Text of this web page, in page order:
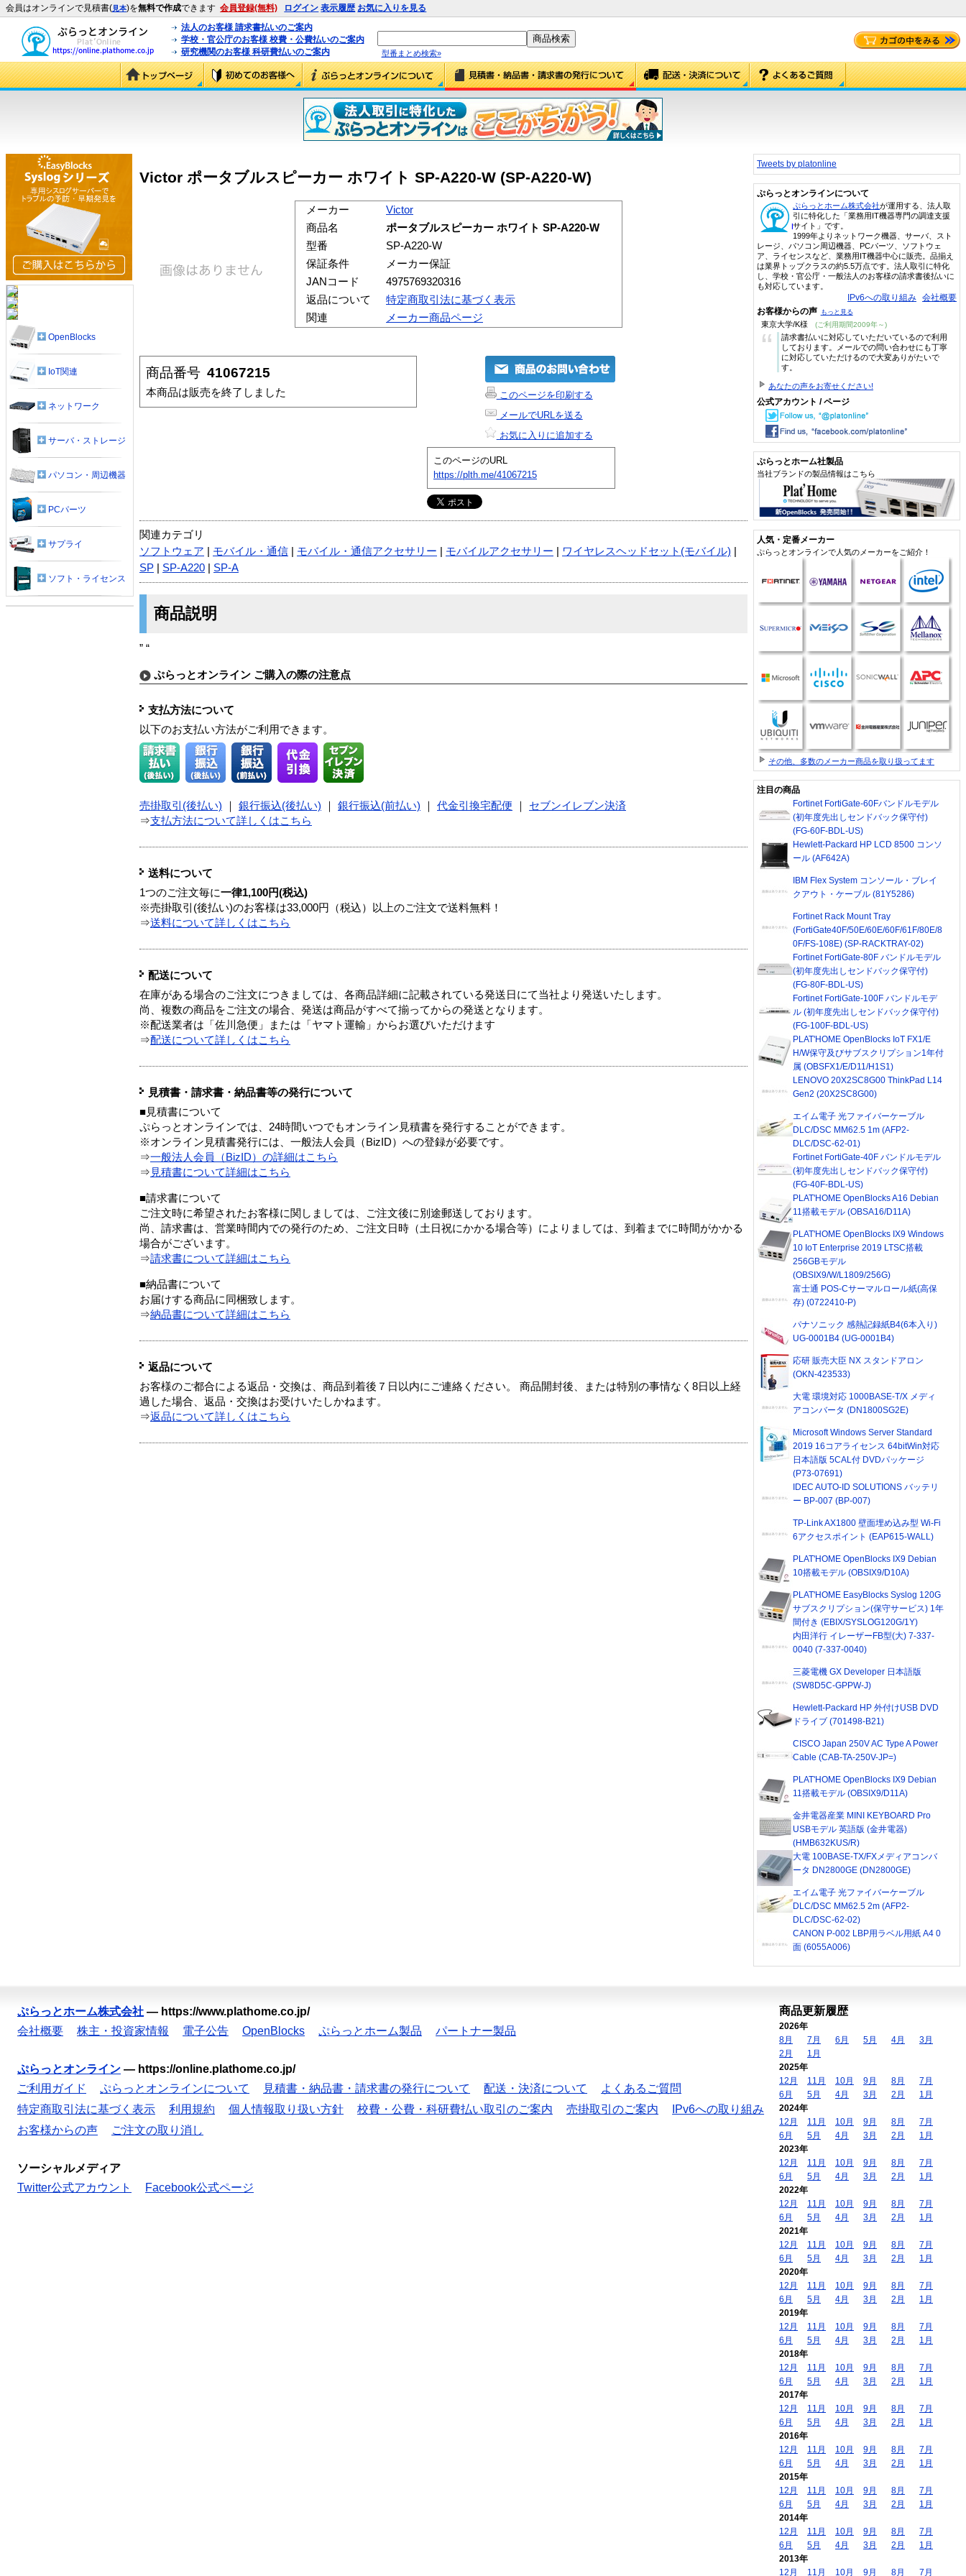
会員はオンラインで見積書(見本)を無料で作成できます 会員登録(無料) ログイン 表示履歴 お気に入りを見る
法人のお客様 請求書払いのご案内
学校・官公庁のお客様 校費・公費払いのご案内
研究機関のお客様 科研費払いのご案内
型番まとめ検索»
Victor ポータブルスピーカー ホワイト SP-A220-W (SP-A220-W)
メーカー
Victor
商品名
ポータブルスピーカー ホワイト SP-A220-W
型番
SP-A220-W
保証条件
メーカー保証
JANコード
4975769320316
返品について
特定商取引法に基づく表示
関連
メーカー商品ページ
商品番号 41067215
本商品は販売を終了しました
このページを印刷する
メールでURLを送る
お気に入りに追加する
このページのURL
https://plth.me/41067215
関連カテゴリ
ソフトウェア
モバイル・通信 モバイル・通信アクセサリー モバイルアクセサリー ワイヤレスヘッドセット(モバイル)
SP
SP-A220 SP-A
商品説明
” “
ぷらっとオンライン ご購入の際の注意点
支払方法について
以下のお支払い方法がご利用できます。
売掛取引(後払い) 銀行振込(後払い) 銀行振込(前払い) 代金引換宅配便
セブンイレブン決済
⇒支払方法について詳しくはこちら
送料について
1つのご注文毎に一律1,100円(税込)
※売掛取引(後払い)のお客様は33,000円（税込）以上のご注文で送料無料！
⇒送料について詳しくはこちら
配送について
在庫がある場合のご注文につきましては、各商品詳細に記載されている発送日にて当社より発送いたします。
尚、複数の商品をご注文の場合、発送は商品がすべて揃ってからの発送となります。
※配送業者は「佐川急便」または「ヤマト運輸」からお選びいただけます
⇒配送について詳しくはこちら
見積書・請求書・納品書等の発行について
■見積書について
ぷらっとオンラインでは、24時間いつでもオンライン見積書を発行することができます。
※オンライン見積書発行には、一般法人会員（BizID）への登録が必要です。
⇒一般法人会員（BizID）の詳細はこちら
⇒ 見積書について詳細はこちら
■請求書について
ご注文時に希望されたお客様に関しましては、ご注文後に別途郵送しております。
尚、請求書は、営業時間内での発行のため、ご注文日時（土日祝にかかる場合等）によりましては、到着までに時間がかかる
場合がございます。
⇒請求書について詳細はこちら
■納品書について
お届けする商品に同梱致します。
⇒納品書について詳細はこちら
返品について
お客様のご都合による返品・交換は、商品到着後７日以内にご連絡ください。 商品開封後、または特別の事情なく8日以上経
過した場合、返品・交換はお受けいたしかねます。
⇒返品について詳しくはこちら
OpenBlocks
IoT関連
ネットワーク
サーバ・ストレージ
パソコン・周辺機器
PCパーツ
サプライ
ソフト・ライセンス
Tweets by platonline
ぷらっとオンラインについて
ぷらっとホーム株式会社が運用する、法人取
引に特化した「業務用IT機器専門の調達支援
サイト」です。
1999年よりネットワーク機器、サーバ、スト
レージ、パソコン周辺機器、PCパーツ、ソフトウェ
ア、ライセンスなど、業務用IT機器中心に販売。品揃え
は業界トップクラスの約5.5万点です。法人取引に特化
し、学校・官公庁・一般法人のお客様の請求書後払いに
も対応しています。
IPv6への取り組み 会社概要
お客様からの声 もっと見る
東京大学/K様 (ご利用期間2009年～)
“
請求書払いに対応していただいているので利用
しております。メールでの問い合わせにも丁寧
に対応していただけるので大変ありがたいで
す。
あなたの声をお寄せください!
公式アカウント / ページ
ぷらっとホーム社製品
当社ブランドの製品情報はこちら
人気・定番メーカー
ぷらっとオンラインで人気のメーカーをご紹介！
その他、多数のメーカー商品を取り扱ってます
注目の商品
Fortinet FortiGate-60Fバンドルモデル
(初年度先出しセンドバック保守付)
(FG-60F-BDL-US)
Hewlett-Packard HP LCD 8500 コンソ
ール (AF642A)
IBM Flex System コンソール・ブレイ
クアウト・ケーブル (81Y5286)
Fortinet Rack Mount Tray
(FortiGate40F/50E/60E/60F/61F/80E/8
0F/FS-108E) (SP-RACKTRAY-02)
Fortinet FortiGate-80F バンドルモデル
(初年度先出しセンドバック保守付)
(FG-80F-BDL-US)
Fortinet FortiGate-100F バンドルモデ
ル (初年度先出しセンドバック保守付)
(FG-100F-BDL-US)
PLAT'HOME OpenBlocks IoT FX1/E
H/W保守及びサブスクリプション1年付
属 (OBSFX1/E/D11/H1S1)
LENOVO 20X2SC8G00 ThinkPad L14
Gen2 (20X2SC8G00)
エイム電子 光ファイバーケーブル
DLC/DSC MM62.5 1m (AFP2-
DLC/DSC-62-01)
Fortinet FortiGate-40F バンドルモデル
(初年度先出しセンドバック保守付)
(FG-40F-BDL-US)
PLAT'HOME OpenBlocks A16 Debian
11搭載モデル (OBSA16/D11A)
PLAT'HOME OpenBlocks IX9 Windows
10 IoT Enterprise 2019 LTSC搭載
256GBモデル
(OBSIX9/W/L1809/256G)
富士通 POS-Cサーマルロール紙(高保
存) (0722410-P)
パナソニック 感熱記録紙B4(6本入り)
UG-0001B4 (UG-0001B4)
応研 販売大臣 NX スタンドアロン
(OKN-423533)
大電 環境対応 1000BASE-T/X メディ
アコンバータ (DN1800SG2E)
Microsoft Windows Server Standard
2019 16コアライセンス 64bitWin対応
日本語版 5CAL付 DVDパッケージ
(P73-07691)
IDEC AUTO-ID SOLUTIONS バッテリ
ー BP-007 (BP-007)
TP-Link AX1800 壁面埋め込み型 Wi-Fi
6アクセスポイント (EAP615-WALL)
PLAT'HOME OpenBlocks IX9 Debian
10搭載モデル (OBSIX9/D10A)
PLAT'HOME EasyBlocks Syslog 120G
サブスクリプション(保守サービス) 1年
間付き (EBIX/SYSLOG120G/1Y)
内田洋行 イレーザーFB型(大) 7-337-
0040 (7-337-0040)
三菱電機 GX Developer 日本語版
(SW8D5C-GPPW-J)
Hewlett-Packard HP 外付けUSB DVD
ドライブ (701498-B21)
CISCO Japan 250V AC Type A Power
Cable (CAB-TA-250V-JP=)
PLAT'HOME OpenBlocks IX9 Debian
11搭載モデル (OBSIX9/D11A)
金井電器産業 MINI KEYBOARD Pro
USBモデル 英語版 (金井電器)
(HMB632KUS/R)
大電 100BASE-TX/FXメディアコンバ
ータ DN2800GE (DN2800GE)
エイム電子 光ファイバーケーブル
DLC/DSC MM62.5 2m (AFP2-
DLC/DSC-62-02)
CANON P-002 LBP用ラベル用紙 A4 0
面 (6055A006)
ぷらっとホーム株式会社 — https://www.plathome.co.jp/
会社概要
株主・投資家情報 電子公告 OpenBlocks ぷらっとホーム製品 パートナー製品
ぷらっとオンライン — https://online.plathome.co.jp/
ご利用ガイド
ぷらっとオンラインについて 見積書・納品書・請求書の発行について 配送・決済について
よくあるご質問
特定商取引法に基づく表示
利用規約 個人情報取り扱い方針 校費・公費・科研費払い取引のご案内 売掛取引のご案内
IPv6への取り組み
お客様からの声
ご注文の取り消し
ソーシャルメディア
Twitter公式アカウント
Facebook公式ページ
商品更新履歴
2026年
8月
7月 6月 5月 4月
3月
2月
1月
2025年
12月
11月 10月 9月 8月
7月
6月
5月 4月 3月 2月
1月
2024年
12月
11月 10月 9月 8月
7月
6月
5月 4月 3月 2月
1月
2023年
12月
11月 10月 9月 8月
7月
6月
5月 4月 3月 2月
1月
2022年
12月
11月 10月 9月 8月
7月
6月
5月 4月 3月 2月
1月
2021年
12月
11月 10月 9月 8月
7月
6月
5月 4月 3月 2月
1月
2020年
12月
11月 10月 9月 8月
7月
6月
5月 4月 3月 2月
1月
2019年
12月
11月 10月 9月 8月
7月
6月
5月 4月 3月 2月
1月
2018年
12月
11月 10月 9月 8月
7月
6月
5月 4月 3月 2月
1月
2017年
12月
11月 10月 9月 8月
7月
6月
5月 4月 3月 2月
1月
2016年
12月
11月 10月 9月 8月
7月
6月
5月 4月 3月 2月
1月
2015年
12月
11月 10月 9月 8月
7月
6月
5月 4月 3月 2月
1月
2014年
12月
11月 10月 9月 8月
7月
6月
5月 4月 3月 2月
1月
2013年
12月
11月 10月 9月 8月 7月